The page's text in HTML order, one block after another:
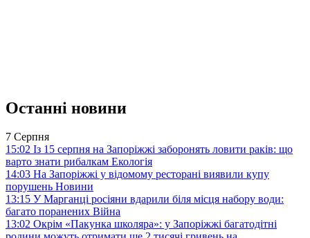
Останні новини
7 Серпня
15:02 Із 15 серпня на Запоріжжі заборонять ловити раків: що
варто знати рибалкам Екологія
14:03 На Запоріжжі у відомому ресторані виявили купу
порушень Новини
13:15 У Марганці росіяни вдарили біля місця набору води:
багато поранених Війна
13:02 Окрім «Пакунка школяра»: у Запоріжжі багатодітні